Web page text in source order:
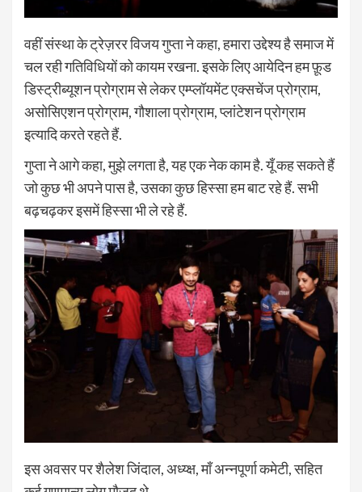
वहीं संस्था के ट्रेज़रर विजय गुप्ता ने कहा, हमारा उद्देश्य है समाज में
चल रही गतिविधियों को कायम रखना. इसके लिए आयेदिन हम फ़ूड
डिस्ट्रीब्यूशन प्रोग्राम से लेकर एम्प्लॉयमेंट एक्सचेंज प्रोग्राम,
असोसिएशन प्रोग्राम, गौशाला प्रोग्राम, प्लांटेशन प्रोग्राम
इत्यादि करते रहते हैं.
गुप्ता ने आगे कहा, मुझे लगता है, यह एक नेक काम है. यूँ कह सकते हैं
जो कुछ भी अपने पास है, उसका कुछ हिस्सा हम बाट रहे हैं. सभी
बढ़चढ़कर इसमें हिस्सा भी ले रहे हैं.
इस अवसर पर शैलेश जिंदाल, अध्य्क्ष, माँ अन्नपूर्णा कमेटी, सहित